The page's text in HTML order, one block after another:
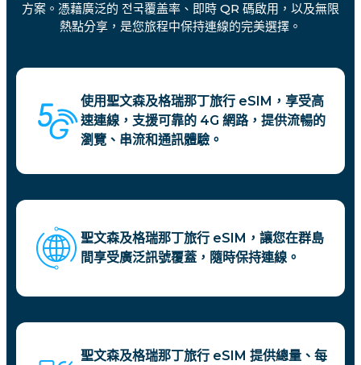
方案。憑藉廣泛的 전국覆盖率、即時 QR 碼啟用，以及無限
熱點分享，是您旅程中保持連線的完美選擇。
使用聖文森及格瑞那丁旅行 eSIM，享受高
速連線，支援可靠的 4G 網路，提供流暢的
瀏覽、串流和通訊體驗。
聖文森及格瑞那丁旅行 eSIM，讓您在群島
間享受廣泛訊號覆蓋，隨時保持連線。
聖文森及格瑞那丁旅行 eSIM 提供總量、每